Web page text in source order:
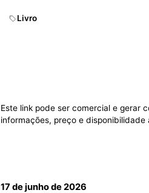
Livro
Este link pode ser comercial e gerar
informações, preço e disponibilidade
17 de junho de 2026